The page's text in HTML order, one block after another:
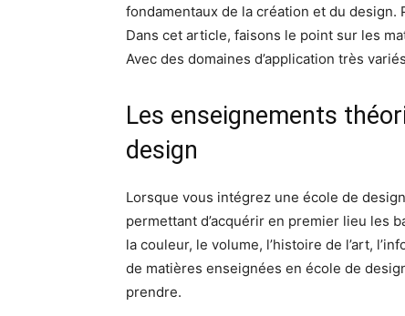
fondamentaux de la création et du
Dans cet article, faisons le point sur les
Avec des domaines d’application très
Les enseignements
design
Lorsque vous intégrez une école de
permettant d’acquérir en premier lieu les
la couleur, le volume, l’histoire de l’art,
de matières enseignées en école de
prendre.